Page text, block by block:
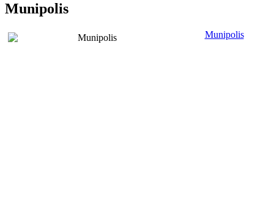
Munipolis
Munipolis